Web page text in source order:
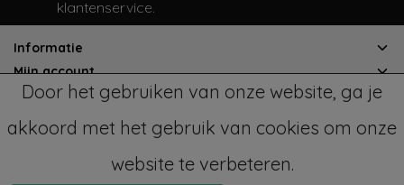
klantenservice.
Informatie
Mijn account
Categorieën
Contactgegevens
© Copyright 2026 - SampleSale4Kids | RealisatieInStijl Media
Door het gebruiken van onze website, ga je
akkoord met het gebruik van cookies om onze
website te verbeteren.